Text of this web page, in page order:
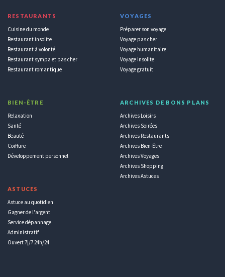
RESTAURANTS
Cuisine du monde
Restaurant insolite
Restaurant à volonté
Restaurant sympa et pas cher
Restaurant romantique
BIEN-ÊTRE
Relaxation
Santé
Beauté
Coiffure
Développement personnel
ASTUCES
Astuce au quotidien
Gagner de l'argent
Service dépannage
Administratif
Ouvert 7j/7 24h/24
VOYAGES
Préparer son voyage
Voyage pas cher
Voyage humanitaire
Voyage insolite
Voyage gratuit
ARCHIVES DE BONS PLANS
Archives Loisirs
Archives Soirées
Archives Restaurants
Archives Bien-Être
Archives Voyages
Archives Shopping
Archives Astuces